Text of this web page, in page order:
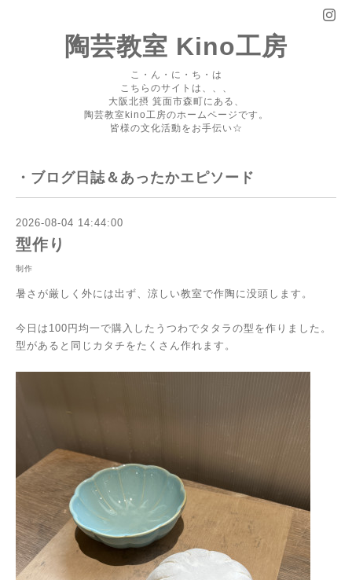
陶芸教室 Kino工房
こ・ん・に・ち・は
こちらのサイトは、、、
大阪北摂 箕面市森町にある、
陶芸教室kino工房のホームページです。
皆様の文化活動をお手伝い☆
・ブログ日誌＆あったかエピソード
2026-08-04 14:44:00
型作り
制作
暑さが厳しく外には出ず、涼しい教室で作陶に没頭します。
今日は100円均一で購入したうつわでタタラの型を作りました。
型があると同じカタチをたくさん作れます。